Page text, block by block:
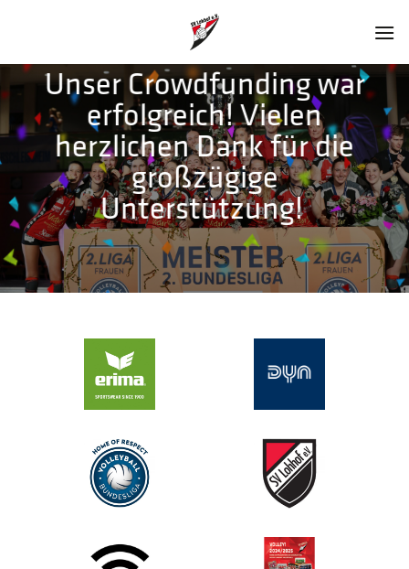
Unser Crowdfunding war
erfolgreich! Vielen
herzlichen Dank für die
großzügige
Unterstützung!
Wir l(i)eben
VOLLEYBALL